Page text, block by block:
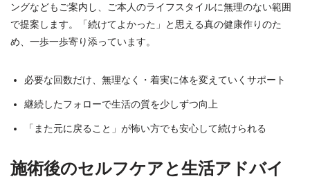
ングなどもご案内し、ご本人のライフスタイルに無理のない範囲
で提案します。「続けてよかった」と思える真の健康作りのた
め、一歩一歩寄り添っています。
必要な回数だけ、無理なく・着実に体を変えていくサポート
継続したフォローで生活の質を少しずつ向上
「また元に戻ること」が怖い方でも安心して続けられる
施術後のセルフケアと生活アドバイ